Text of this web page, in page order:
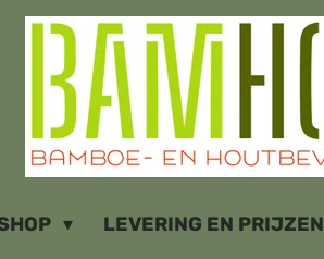
LEVERING EN PRIJZEN